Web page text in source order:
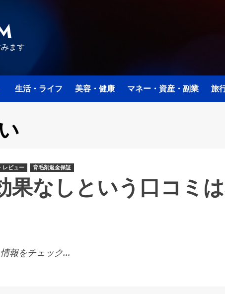
ます
生活・ライフ 美容・健康 マネー・資産・副業 旅
レビュー 育毛剤返金保証
果なしという口コミ
報をチェック...